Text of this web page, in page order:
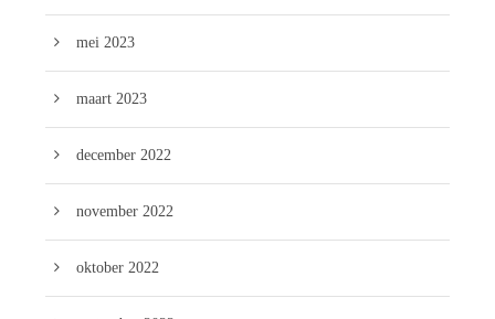
mei 2023
maart 2023
december 2022
november 2022
oktober 2022